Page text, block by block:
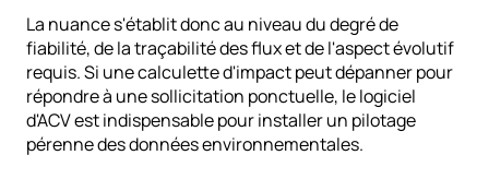
La nuance s'établit donc au niveau du degré de
fiabilité, de la traçabilité des flux et de l'aspect évolutif
requis. Si une calculette d'impact peut dépanner pour
répondre à une sollicitation ponctuelle, le logiciel
d'ACV est indispensable pour installer un pilotage
pérenne des données environnementales.